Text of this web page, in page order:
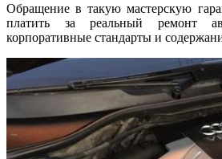
Обращение в такую мастерскую
платить за реальный ремонт
корпоративные стандарты и